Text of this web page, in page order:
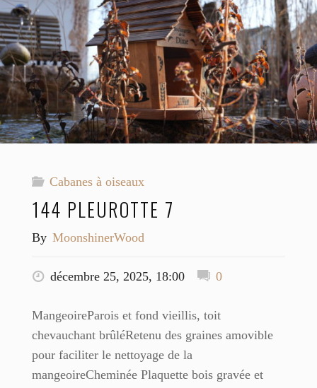
Cabanes à oiseaux
144 PLEUROTTE 7
By MoonshinerWood
décembre 25, 2025, 18:00 0
MangeoireParois et fond vieillis, toit
chevauchant brûléRetenu des graines amovible
pour faciliter le nettoyage de la
mangeoireCheminée Plaquette bois gravée et